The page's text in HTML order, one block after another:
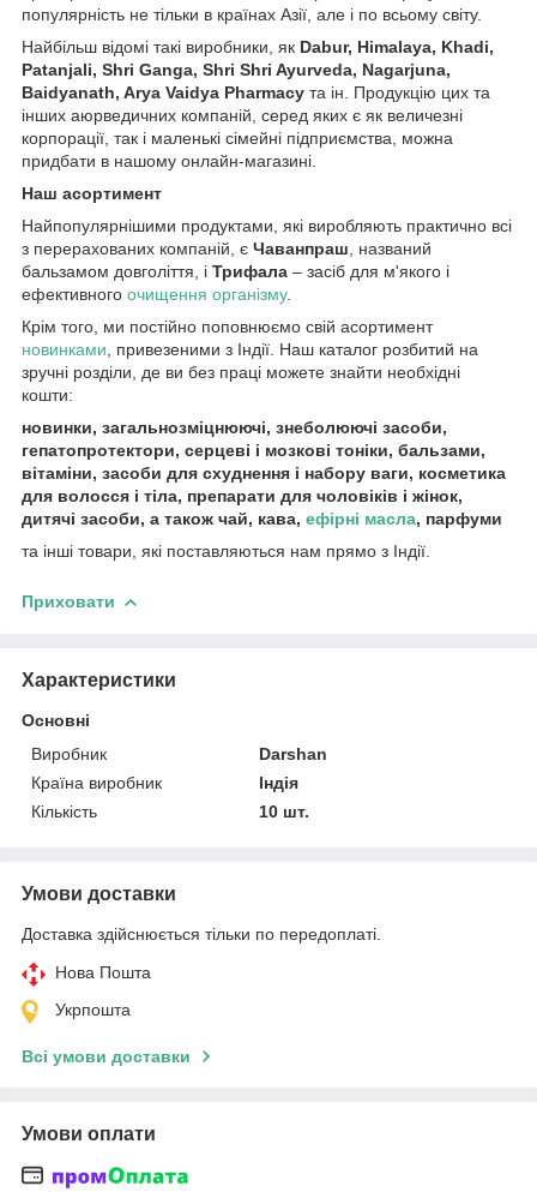
популярність не тільки в країнах Азії, але і по всьому світу.
Найбільш відомі такі виробники, як Dabur, Himalaya, Khadi,
Patanjali, Shri Ganga, Shri Shri Ayurveda, Nagarjuna,
Baidyanath, Arya Vaidya Pharmacy та ін. Продукцію цих та
інших аюрведичних компаній, серед яких є як величезні
корпорації, так і маленькі сімейні підприємства, можна
придбати в нашому онлайн-магазині.
Наш асортимент
Найпопулярнішими продуктами, які виробляють практично всі
з перерахованих компаній, є Чаванпраш , названий
бальзамом довголіття, і Трифала – засіб для м'якого і
ефективного очищення організму.
Крім того, ми постійно поповнюємо свій асортимент
новинками , привезеними з Індії. Наш каталог розбитий на
зручні розділи, де ви без праці можете знайти необхідні
кошти:
новинки, загальнозміцнюючі, знеболюючі засоби,
гепатопротектори, серцеві і мозкові тоніки, бальзами,
вітаміни, засоби для схуднення і набору ваги, косметика
для волосся і тіла, препарати для чоловіків і жінок,
дитячі засоби, а також чай, кава, ефірні масла, парфуми
та інші товари, які поставляються нам прямо з Індії.
Приховати
Характеристики
Основні
Виробник
Darshan
Країна виробник
Індія
Кількість
10 шт.
Умови доставки
Доставка здійснюється тільки по передоплаті.
Нова Пошта
Укрпошта
Всі умови доставки
Умови оплати